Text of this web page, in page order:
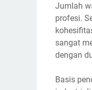
Jumlah
profesi.
sangat
dengan
Basis